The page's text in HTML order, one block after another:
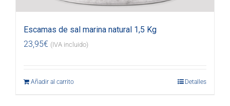
Escamas de sal marina natural 1,5 Kg
23,95€ (IVA incluido)
Añadir al carrito Detalles